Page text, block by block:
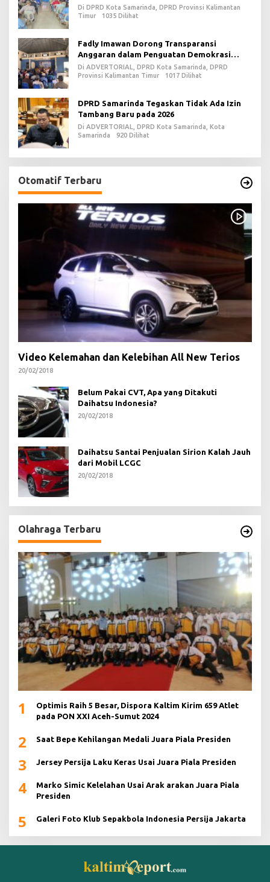
Di DPRD Kota Samarinda, DPRD Provinsi Kalimantan
Timur
1035 Dilihat
Fadly Imawan Dorong Transparansi
Anggaran dalam Penguatan Demokrasi
Daerah di PPU
Di ADVERTORIAL, DPRD Kota Samarinda, DPRD
Provinsi Kalimantan Timur
1017 Dilihat
DPRD Samarinda Tegaskan Tidak Ada Izin
Tambang Baru pada 2026
Di ADVERTORIAL, DPRD Kota Samarinda, Kota
Samarinda
920 Dilihat
Otomatif Terbaru
Video Kelemahan dan Kelebihan All New Terios
20/02/2018
Belum Pakai CVT, Apa yang Ditakuti
Daihatsu Indonesia?
20/02/2018
Daihatsu Santai Penjualan Sirion Kalah Jauh
dari Mobil LCGC
20/02/2018
Olahraga Terbaru
1
Optimis Raih 5 Besar, Dispora Kaltim Kirim 659 Atlet
pada PON XXI Aceh-Sumut 2024
2 Saat Bepe Kehilangan Medali Juara Piala Presiden
3 Jersey Persija Laku Keras Usai Juara Piala Presiden
4
Marko Simic Kelelahan Usai Arak arakan Juara Piala
Presiden
5 Galeri Foto Klub Sepakbola Indonesia Persija Jakarta